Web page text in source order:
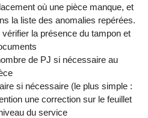
où une pièce manque, et
la liste des anomalies repérées.
la présence du tampon et
de PJ si nécessaire au
si nécessaire (le plus simple :
une correction sur le feuillet
du service